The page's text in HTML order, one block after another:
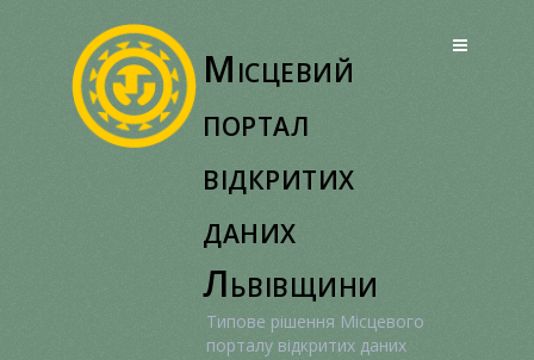
Місцевий
портал
відкритих
даних
Львівщини
Типове рішення Місцевого
порталу відкритих даних